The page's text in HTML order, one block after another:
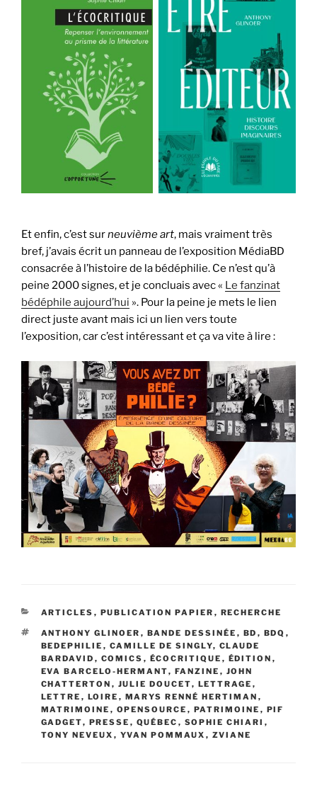
Et enfin, c’est surneuvième art, mais vraiment très
bref, j’avais écrit un panneau de l’exposition MédiaBD
consacrée à l’histoire de la bédéphilie. Ce n’est qu’à
peine 2000 signes, et je concluais avec « Le fanzinat
bédéphile aujourd’hui ». Pour la peine je mets le lien
direct juste avant mais ici un lien vers toute
l’exposition, car c’est intéressant et ça va vite à lire :
CATÉGORIES
ARTICLES , PUBLICATION PAPIER , RECHERCHE
ÉTIQUETTES
ANTHONY GLINOER , BANDE DESSINÉE , BD , BDQ ,
BEDEPHILIE , CAMILLE DE SINGLY, CLAUDE
BARDAVID , COMICS , ÉCOCRITIQUE , ÉDITION ,
EVA BARCELO-HERMANT, FANZINE , JOHN
CHATTERTON , JULIE DOUCET, LETTRAGE ,
LETTRE , LOIRE , MARYS RENNÉ HERTIMAN ,
MATRIMOINE , OPENSOURCE , PATRIMOINE , PIF
GADGET, PRESSE , QUÉBEC , SOPHIE CHIARI ,
TONY NEVEUX , YVAN POMMAUX , ZVIANE